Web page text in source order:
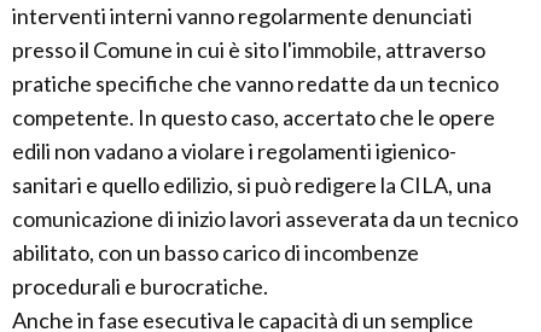
interventi interni vanno regolarmente denunciati
presso il Comune in cui è sito l'immobile, attraverso
pratiche specifiche che vanno redatte da un tecnico
competente. In questo caso, accertato che le opere
edili non vadano a violare i regolamenti igienico-
sanitari e quello edilizio, si può redigere la CILA, una
comunicazione di inizio lavori asseverata da un tecnico
abilitato, con un basso carico di incombenze
procedurali e burocratiche.
Anche in fase esecutiva le capacità di un semplice